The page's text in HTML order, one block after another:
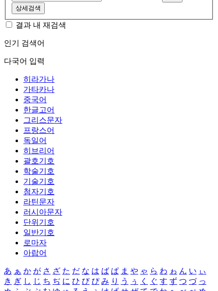
상세검색
결과 내 재검색
인기 검색어
다국어 입력
히라가나
가타카나
중국어
한글고어
그리스문자
프랑스어
독일어
히브리어
괄호기호
학술기호
기술기호
첨자기호
라틴문자
러시아문자
단위기호
일반기호
로마자
아랍어
あ ぁ か が さ ざ た だ な は ば ぱ ま や ゃ ら わ ゎ ん い ぃ
き ぎ し じ ち ぢ に ひ び ぴ み り う ぅ く ぐ す ず つ づ っ